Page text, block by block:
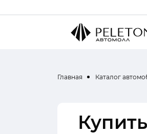
Главная Каталог